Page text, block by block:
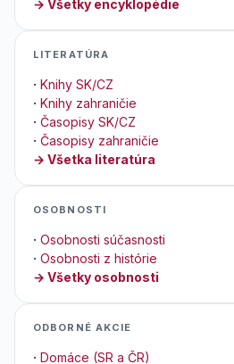
→ Všetky encyklopédie
LITERATÚRA
· Knihy SK/CZ
· Knihy zahraničie
· Časopisy SK/CZ
· Časopisy zahraničie
→ Všetka literatúra
OSOBNOSTI
· Osobnosti súčasnosti
· Osobnosti z histórie
→ Všetky osobnosti
ODBORNÉ AKCIE
· Domáce (SR a ČR)